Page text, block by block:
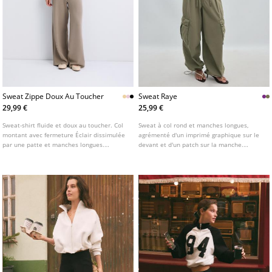
Sweat Zippe Doux Au Toucher
29,99 €
Sweat-shirt fluide et doux au toucher. Col
montant avec fermeture Éclair dissimulée
par une patte et manches longues.
Sweat Raye
25,99 €
Sweat à col rond et manches longues,
agrémenté d'un imprimé graphique sur le
devant et d'un patch sur la manche.